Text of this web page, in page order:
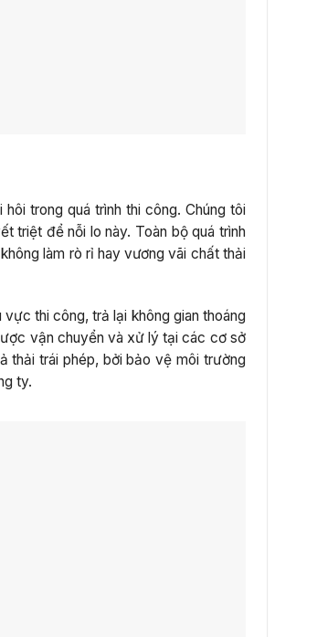
trong quá trình thi công. Chúng tôi
triệt để nỗi lo này. Toàn bộ quá trình
làm rò rỉ hay vương vãi chất thải
thi công, trả lại không gian thoáng
vận chuyển và xử lý tại các cơ sở
thải trái phép, bởi bảo vệ môi trường
ty.